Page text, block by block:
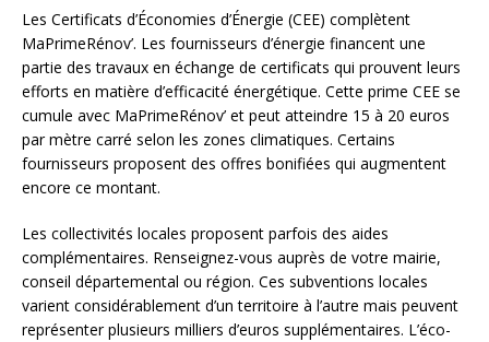
Les Certificats d’Économies d’Énergie (CEE) complètent
MaPrimeRénov’. Les fournisseurs d’énergie financent une
partie des travaux en échange de certificats qui prouvent leurs
efforts en matière d’efficacité énergétique. Cette prime CEE se
cumule avec MaPrimeRénov’ et peut atteindre 15 à 20 euros
par mètre carré selon les zones climatiques. Certains
fournisseurs proposent des offres bonifiées qui augmentent
encore ce montant.
Les collectivités locales proposent parfois des aides
complémentaires. Renseignez-vous auprès de votre mairie,
conseil départemental ou région. Ces subventions locales
varient considérablement d’un territoire à l’autre mais peuvent
représenter plusieurs milliers d’euros supplémentaires. L’éco-